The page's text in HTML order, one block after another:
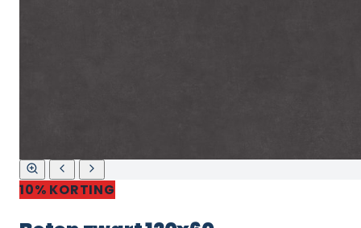
10% KORTING